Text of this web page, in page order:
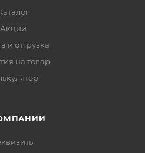
Акции
и отгрузка
на товар